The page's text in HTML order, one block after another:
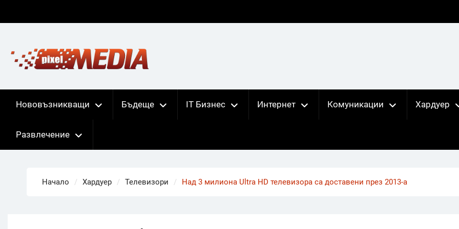
Нововъзникващи Бъдеще IT Бизнес Интернет Комуникации Хардуер
Развлечение
Начало Хардуер Телевизори Над 3 милиона Ultra HD телевизора са доставени през 2013-а